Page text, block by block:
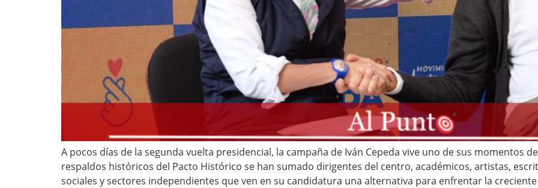
A pocos días de la segunda vuelta presidencial, la campaña de Iván Cepeda vive uno de sus momentos
respaldos históricos del Pacto Histórico se han sumado dirigentes del centro, académicos, artistas,
sociales y sectores independientes que ven en su candidatura una alternativa para enfrentar la